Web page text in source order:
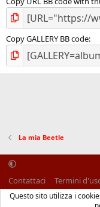
Copy GALLERY BB code
La mia Beetle
Contattaci Termini
Community platform by
Questo sito utilizza i